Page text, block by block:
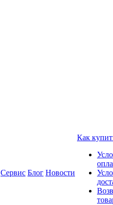
Сервис Блог Новости
Как